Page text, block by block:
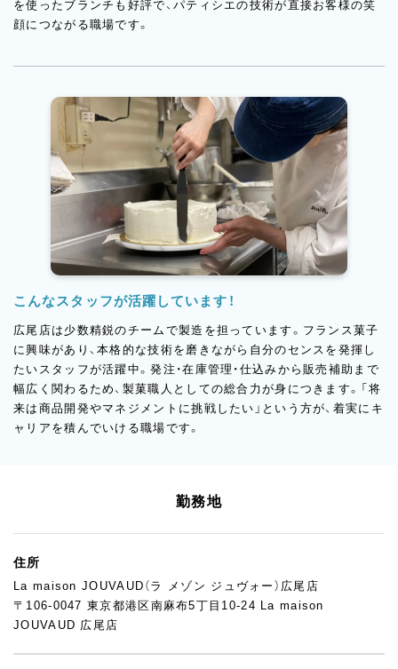
を使ったブランチも好評で、パティシエの技術が直接お客様の笑
顔につながる職場です。
こんなスタッフが活躍しています！
広尾店は少数精鋭のチームで製造を担っています。フランス菓子
に興味があり、本格的な技術を磨きながら自分のセンスを発揮し
たいスタッフが活躍中。発注・在庫管理・仕込みから販売補助まで
幅広く関わるため、製菓職人としての総合力が身につきます。「将
来は商品開発やマネジメントに挑戦したい」という方が、着実にキ
ャリアを積んでいける職場です。
勤務地
住所
La maison JOUVAUD（ラ メゾン ジュヴォー）広尾店
〒106-0047 東京都港区南麻布5丁目10-24 La maison
JOUVAUD 広尾店